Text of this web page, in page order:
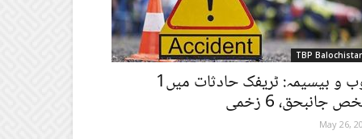
TBP
ژوب و بیسیمہ: ٹریفک حادثات میں1
جانبحق، 6 زخمی
May 26,